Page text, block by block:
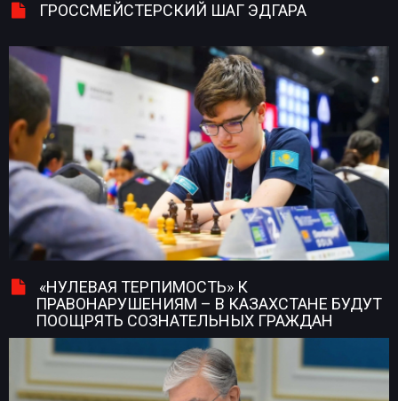
ГРОССМЕЙСТЕРСКИЙ ШАГ ЭДГАРА
«НУЛЕВАЯ ТЕРПИМОСТЬ» К
ПРАВОНАРУШЕНИЯМ – В КАЗАХСТАНЕ БУДУТ
ПООЩРЯТЬ СОЗНАТЕЛЬНЫХ ГРАЖДАН